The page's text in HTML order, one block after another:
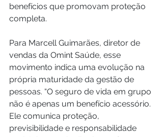
benefícios que promovam proteção
completa.
Para Marcell Guimarães, diretor de
vendas da Omint Saúde, esse
movimento indica uma evolução na
própria maturidade da gestão de
pessoas. “O seguro de vida em grupo
não é apenas um benefício acessório.
Ele comunica proteção,
previsibilidade e responsabilidade